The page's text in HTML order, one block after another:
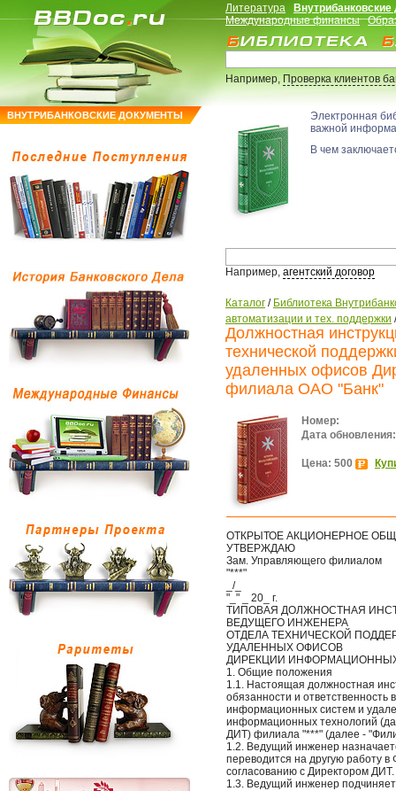
ВНУТРИБАНКОВСКИЕ ДОКУМЕНТЫ
Литература
Международные финансы
Например,Проверка клиентов
Электронная
важной
В чем
Например, агентский договор
Каталог / Библиотека
автоматизации и тех. поддержки
Должностная
технической
удаленных офисов
филиала ОАО "Банк"
Номер:
Дата обновления:
Цена: 500
ОТКРЫТОЕ АКЦИОНЕРНОЕ
УТВЕРЖДАЮ
Зам. Управляющего филиалом
"***"
_/_
"_" _ 20_ г.
ТИПОВАЯ ДОЛЖНОСТНАЯ
ВЕДУЩЕГО ИНЖЕНЕРА
ОТДЕЛА ТЕХНИЧЕСКОЙ
УДАЛЕННЫХ ОФИСОВ
ДИРЕКЦИИ
1. Общие положения
1.1. Настоящая должностная
обязанности и
информационных систем и
информационных технологий
ДИТ) филиала "***" (далее -
1.2. Ведущий инженер
переводится на другую работу
согласованию с Директором ДИТ.
1.3. Ведущий инженер